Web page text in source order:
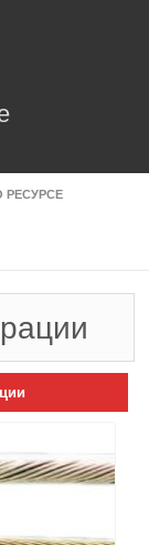
РЕСУРСЕ